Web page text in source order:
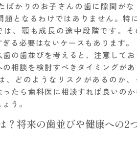
ばかりのお子さんの歯に隙間がな
題となるわけではありません。特
は、顎も成長の途中段階です。そ
る必要はないケースもあります。
歯の歯並びを考えると、注意して
の相談を検討すべきタイミングが
、どのようなリスクがあるのか、
たら歯科医に相談すれば良いの
う。
？将来の歯並びや健康への2